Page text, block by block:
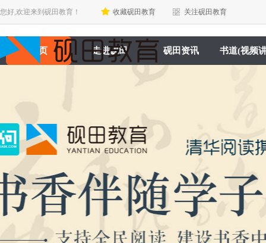
您好,欢迎来到砚田教育！ 收藏砚田教育 关注砚田教育
首页 走进砚田 砚田资讯 书道(视频